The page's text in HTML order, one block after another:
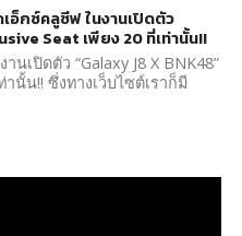
อ็กซ์คลูซีฟ ในงานเปิดตัว
Seat เพียง 20 ที่เท่านั้น!!
เปิดตัว “Galaxy J8 X BNK48”
านั้น!! ซึ่งทางเว็บไซต์เราก็มี